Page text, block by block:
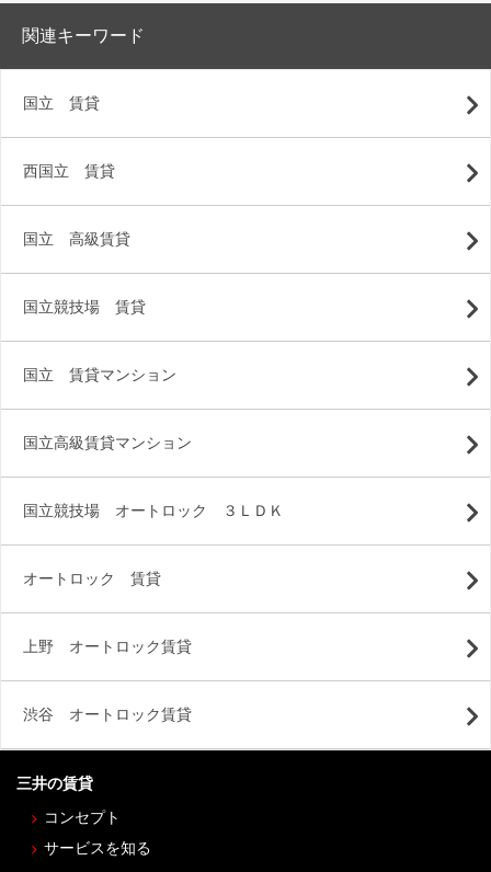
関連キーワード
国立 賃貸
西国立 賃貸
国立 高級賃貸
国立競技場 賃貸
国立 賃貸マンション
国立高級賃貸マンション
国立競技場 オートロック ３ＬＤＫ
オートロック 賃貸
上野 オートロック賃貸
渋谷 オートロック賃貸
三井の賃貸
コンセプト
サービスを知る